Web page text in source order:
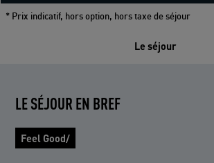
* Prix indicatif, hors option, hors taxe de séjour
Le séjour
LE SÉJOUR EN BREF
Feel Good/